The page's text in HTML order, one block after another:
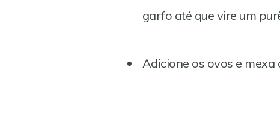
garfo até que vire um
Adicione os ovos e